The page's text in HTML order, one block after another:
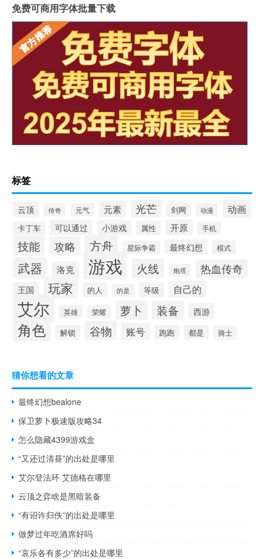
免费可商用字体批量下载
标签
云顶 传奇 元气 元素 光芒 剑网 动漫 动画
卡丁车 可以通过 小游戏 属性 开原 手机
技能 攻略 方舟 星际争霸 最终幻想 模式
武器 洛克 游戏 火线 炮塔 热血传奇
王国 玩家 的人 的是 等级 自己的
艾尔 英雄 荣耀 萝卜 装备 西游
角色 解锁 谷物 账号 跑跑 都是 骑士
猜你想看的文章
最终幻想bealone
保卫萝卜极速版攻略34
怎么隐藏4399游戏盒
“又还过清昼”的出处是哪里
艾尔登法环 艾德格在哪里
云顶之弈啥是黑暗装备
“有诏许归佚”的出处是哪里
做梦过年吃酒席好吗
“哀乐各有多少”的出处是哪里